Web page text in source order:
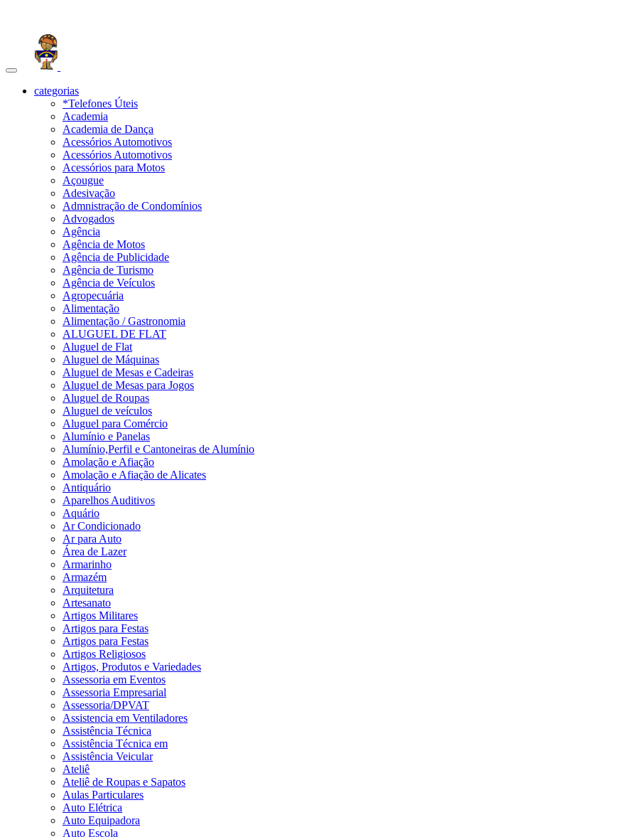
Toggle
navigationcategorias
*Telefones Úteis
Academia
Academia de Dança
Acessórios Automotivos
Acessórios Automotivos
Acessórios para Motos
Açougue
Adesivação
Admnistração de Condomínios
Advogados
Agência
Agência de Motos
Agência de Publicidade
Agência de Turismo
Agência de Veículos
Agropecuária
Alimentação
Alimentação / Gastronomia
ALUGUEL DE FLAT
Aluguel de Flat
Aluguel de Máquinas
Aluguel de Mesas e Cadeiras
Aluguel de Mesas para Jogos
Aluguel de Roupas
Aluguel de veículos
Aluguel para Comércio
Alumínio e Panelas
Alumínio,Perfil e Cantoneiras de Alumínio
Amolação e Afiação
Amolação e Afiação de Alicates
Antiquário
Aparelhos Auditivos
Aquário
Ar Condicionado
Ar para Auto
Área de Lazer
Armarinho
Armazém
Arquitetura
Artesanato
Artigos Militares
Artigos para Festas
Artigos para Festas
Artigos Religiosos
Artigos, Produtos e Variedades
Assessoria em Eventos
Assessoria Empresarial
Assessoria/DPVAT
Assistencia em Ventiladores
Assistência Técnica
Assistência Técnica em
Assistência Veicular
Ateliê
Ateliê de Roupas e Sapatos
Aulas Particulares
Auto Elétrica
Auto Equipadora
Auto Escola